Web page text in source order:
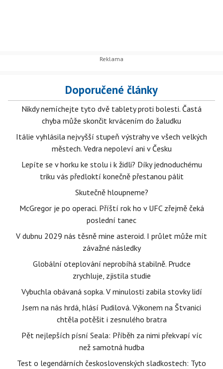
Doporučené články
Nikdy nemíchejte tyto dvě tablety proti bolesti. Častá
chyba může skončit krvácením do žaludku
Itálie vyhlásila nejvyšší stupeň výstrahy ve všech velkých
městech. Vedra nepoleví ani v Česku
Lepíte se v horku ke stolu i k židli? Díky jednoduchému
triku vás předloktí konečně přestanou pálit
Skutečně hloupneme?
McGregor je po operaci. Příští rok ho v UFC zřejmě čeká
poslední tanec
V dubnu 2029 nás těsně mine asteroid. I průlet může mít
závažné následky
Globální oteplování neprobíhá stabilně. Prudce
zrychluje, zjistila studie
Vybuchla obávaná sopka. V minulosti zabila stovky lidí
Jsem na nás hrdá, hlásí Pudilová. Výkonem na Štvanici
chtěla potěšit i zesnulého bratra
Pět nejlepších písní Seala: Příběh za nimi překvapí víc
než samotná hudba
Test o legendárních československých sladkostech: Tyto